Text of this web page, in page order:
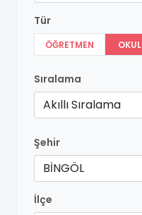
Tür
ÖĞRETMEN OKUL
Sıralama
Akıllı Sıralama
Şehir
BİNGÖL
İlçe